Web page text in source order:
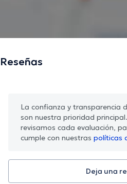
Reseñas
La confianza y transparencia
son nuestra prioridad
revisamos cada evaluación,
cumple con nuestras políticas
Deja una